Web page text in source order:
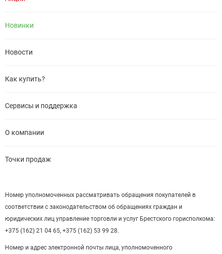
Новинки
Новости
Как купить?
Сервисы и поддержка
О компании
Точки продаж
Номер уполномоченных рассматривать обращения покупателей в
соответствии с законодательством об обращениях граждан и
юридических лиц управление торговли и услуг Брестского горисполкома:
+375 (162) 21 04 65, +375 (162) 53 99 28.
Номер и адрес электронной почты лица, уполномоченного